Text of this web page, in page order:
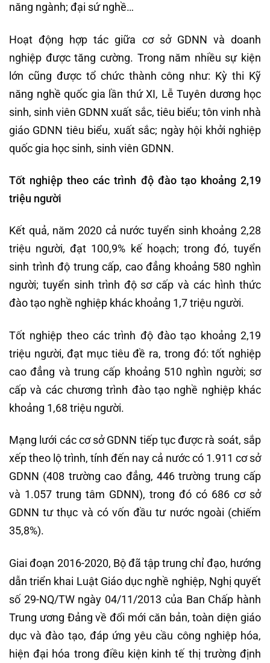
năng ngành; đại sứ nghề…
Hoạt động hợp tác giữa cơ sở GDNN và doanh
nghiệp được tăng cường. Trong năm nhiều sự kiện
lớn cũng được tổ chức thành công như: Kỳ thi Kỹ
năng nghề quốc gia lần thứ XI, Lễ Tuyên dương học
sinh, sinh viên GDNN xuất sắc, tiêu biểu; tôn vinh nhà
giáo GDNN tiêu biểu, xuất sắc; ngày hội khởi nghiệp
quốc gia học sinh, sinh viên GDNN.
Tốt nghiệp theo các trình độ đào tạo khoảng 2,19
triệu người
Kết quả, năm 2020 cả nước tuyển sinh khoảng 2,28
triệu người, đạt 100,9% kế hoạch; trong đó, tuyển
sinh trình độ trung cấp, cao đẳng khoảng 580 nghìn
người; tuyển sinh trình độ sơ cấp và các hình thức
đào tạo nghề nghiệp khác khoảng 1,7 triệu người.
Tốt nghiệp theo các trình độ đào tạo khoảng 2,19
triệu người, đạt mục tiêu đề ra, trong đó: tốt nghiệp
cao đẳng và trung cấp khoảng 510 nghìn người; sơ
cấp và các chương trình đào tạo nghề nghiệp khác
khoảng 1,68 triệu người.
Mạng lưới các cơ sở GDNN tiếp tục được rà soát, sắp
xếp theo lộ trình, tính đến nay cả nước có 1.911 cơ sở
GDNN (408 trường cao đẳng, 446 trường trung cấp
và 1.057 trung tâm GDNN), trong đó có 686 cơ sở
GDNN tư thục và có vốn đầu tư nước ngoài (chiếm
35,8%).
Giai đoạn 2016-2020, Bộ đã tập trung chỉ đạo, hướng
dẫn triển khai Luật Giáo dục nghề nghiệp, Nghị quyết
số 29-NQ/TW ngày 04/11/2013 của Ban Chấp hành
Trung ương Đảng về đổi mới căn bản, toàn diện giáo
dục và đào tạo, đáp ứng yêu cầu công nghiệp hóa,
hiện đại hóa trong điều kiện kinh tế thị trường định